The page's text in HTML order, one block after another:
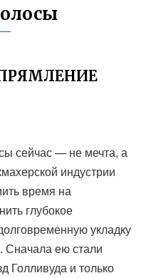
сейчас — не мечта, а
индустрии
время на
глубокое
укладку
Сначала ею стали
Голливуда и только